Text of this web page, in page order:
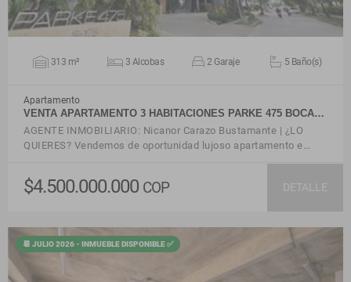
313 m² 3 Alcobas 2 Garaje 5 Baño(s)
Apartamento
VENTA APARTAMENTO 3 HABITACIONES PARKE 475 BOCA…
AGENTE INMOBILIARIO: Nicanor Carazo Bustamante | ¿LO
QUIERES? Vendemos de oportunidad lujoso apartamento e…
$4.500.000.000 COP DETALLE
📆 JULIO 2026 - INMUEBLE DISPONIBLE ✅